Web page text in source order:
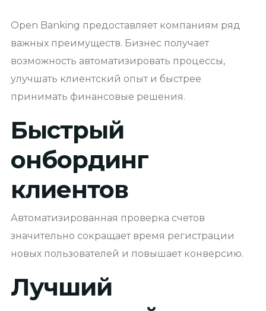
Open Banking предоставляет компаниям ряд
важных преимуществ. Бизнес получает
возможность автоматизировать процессы,
улучшать клиентский опыт и быстрее
принимать финансовые решения.
Быстрый
онбординг
клиентов
Автоматизированная проверка счетов
значительно сокращает время регистрации
новых пользователей и повышает конверсию.
Лучший